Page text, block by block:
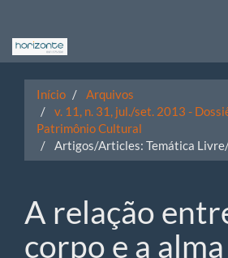
Conteúdo
principal
Lateral
Início
Arquivos
v. 11, n. 31, jul./set. 2013 -
Patrimônio Cultural
Artigos/Articles: Temática
A relação
corpo e a